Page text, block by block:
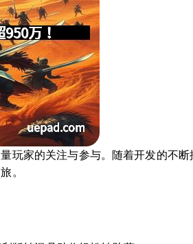
玩家的关注与参与。随着开发的不
。